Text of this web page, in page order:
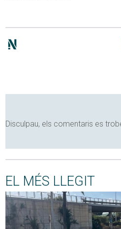
Disculpau, els comentaris es
EL MÉS LLEGIT